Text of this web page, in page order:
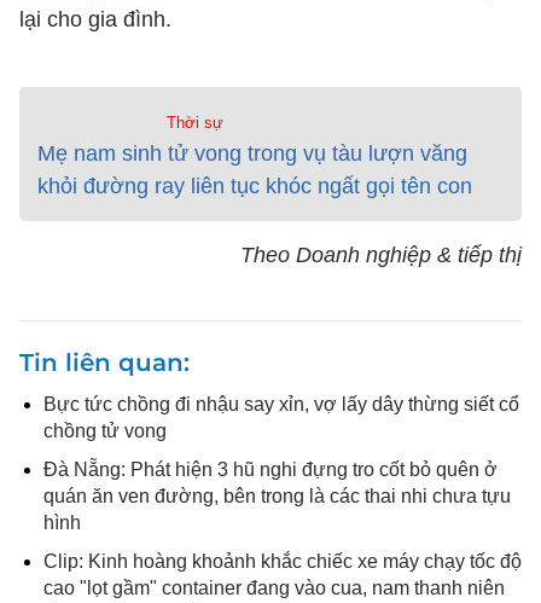
lại cho gia đình.
Thời sự
Mẹ nam sinh tử vong trong vụ tàu lượn văng
khỏi đường ray liên tục khóc ngất gọi tên con
Theo Doanh nghiệp & tiếp thị
Tin liên quan
Bực tức chồng đi nhậu say xỉn, vợ lấy dây thừng siết cổ
chồng tử vong
Đà Nẵng: Phát hiện 3 hũ nghi đựng tro cốt bỏ quên ở
quán ăn ven đường, bên trong là các thai nhi chưa tựu
hình
Clip: Kinh hoàng khoảnh khắc chiếc xe máy chạy tốc độ
cao "lọt gầm" container đang vào cua, nam thanh niên